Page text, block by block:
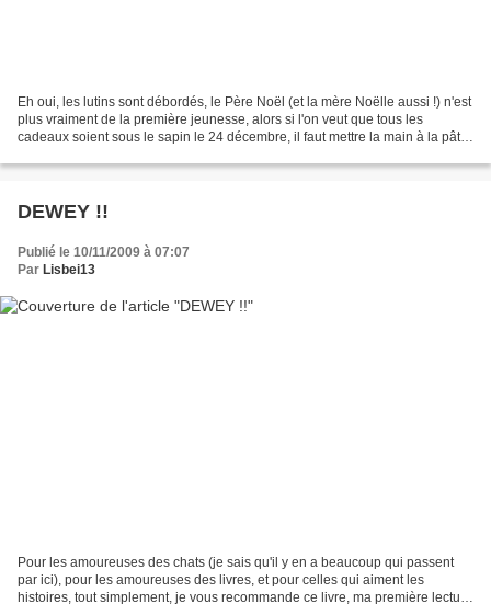
Eh oui, les lutins sont débordés, le Père Noël (et la mère Noëlle aussi !) n'est
plus vraiment de la première jeunesse, alors si l'on veut que tous les
cadeaux soient sous le sapin le 24 décembre, il faut mettre la main à la pâte
DEWEY !!
Publié le 10/11/2009 à 07:07
Par Lisbei13
Pour les amoureuses des chats (je sais qu'il y en a beaucoup qui passent
par ici), pour les amoureuses des livres, et pour celles qui aiment les
histoires, tout simplement, je vous recommande ce livre, ma première lecture